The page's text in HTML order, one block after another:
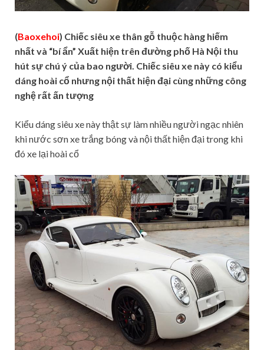
(Baoxehoi) Chiếc siêu xe thân gỗ thuộc hàng hiếm
nhất và “bí ẩn” Xuất hiện trên đường phố Hà Nội thu
hút sự chú ý của bao người. Chiếc siêu xe này có kiểu
dáng hoài cổ nhưng nội thất hiện đại cùng những công
nghệ rất ấn tượng
Kiểu dáng siêu xe này thật sự làm nhiều người ngạc nhiên
khi nước sơn xe trắng bóng và nội thất hiện đại trong khi
đó xe lại hoài cổ